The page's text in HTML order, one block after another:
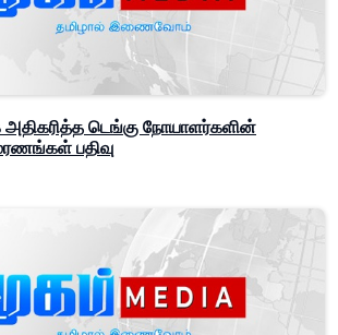
அதிகரித்த டெங்கு நோயாளர்களின்
பதிவு